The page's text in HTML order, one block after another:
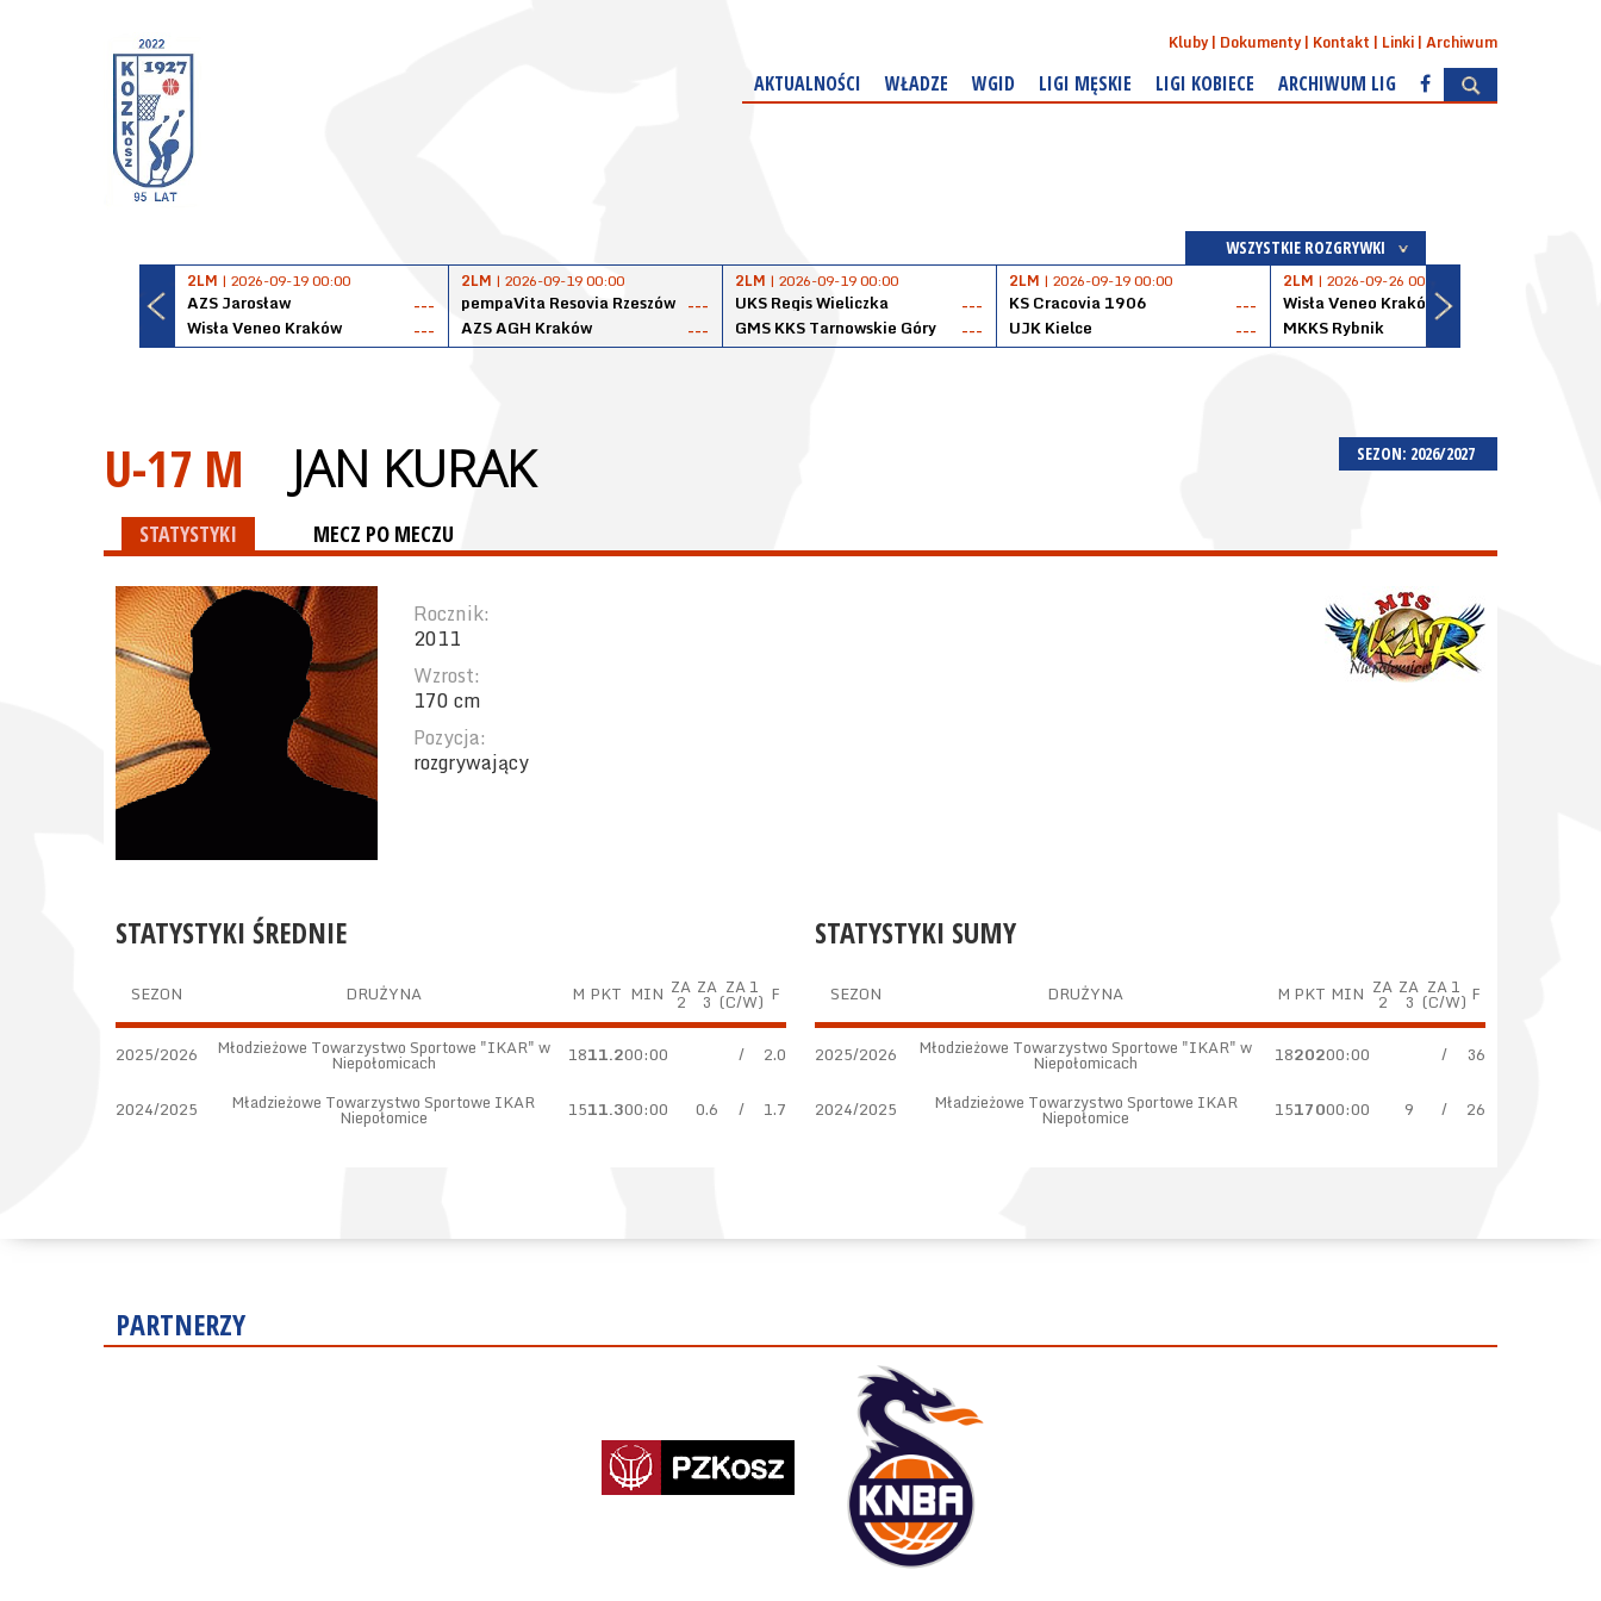
Kluby Dokumenty Kontakt Linki Archiwum
AKTUALNOŚCI WŁADZE WGID LIGI MĘSKIE LIGI KOBIECE ARCHIWUM LIG
WSZYSTKIE ROZGRYWKI
2LM | 2026-09-19 00:00
AZS Jarosław
---
Wisła Veneo Kraków
---
2LM | 2026-09-19 00:00
pempaVita Resovia Rzeszów ---
AZS AGH Kraków
---
2LM | 2026-09-19 00:00
UKS Regis Wieliczka
---
GMS KKS Tarnowskie Góry
---
2LM | 2026-09-19 00:00
KS Cracovia 1906
---
UJK Kielce
---
2LM | 2026-09-26 00:00
Wisła Veneo Kraków
MKKS Rybnik
SEZON: 2026/2027
U-17 M JAN KURAK
STATYSTYKI MECZ PO MECZU
Rocznik:
2011
Wzrost:
170 cm
Pozycja:
rozgrywający
STATYSTYKI SUMY
SEZON DRUŻYNA M PKT MIN ZA
2
ZA
3
ZA 1
(C/W) F
2025/2026 Młodzieżowe Towarzystwo Sportowe "IKAR" w
Niepołomicach 1820200:00 / 36
2024/2025 Mładzieżowe Towarzystwo Sportowe IKAR
Niepołomice 1517000:00 9 / 26
STATYSTYKI ŚREDNIE
SEZON DRUŻYNA M PKT MIN ZA
2
ZA
3
ZA 1
(C/W) F
2025/2026 Młodzieżowe Towarzystwo Sportowe "IKAR" w
Niepołomicach 1811.200:00 / 2.0
2024/2025 Mładzieżowe Towarzystwo Sportowe IKAR
Niepołomice 1511.300:00 0.6 / 1.7
PARTNERZY